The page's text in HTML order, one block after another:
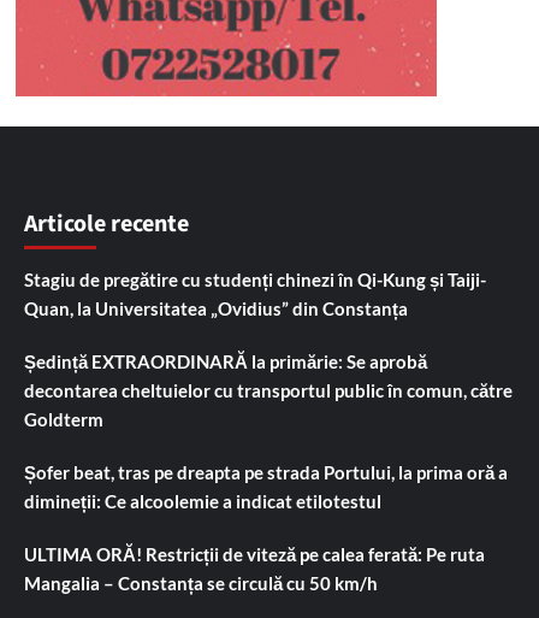
Articole recente
Stagiu de pregătire cu studenți chinezi în Qi-Kung și Taiji-
Quan, la Universitatea „Ovidius” din Constanța
Ședință EXTRAORDINARĂ la primărie: Se aprobă
decontarea cheltuielor cu transportul public în comun, către
Goldterm
Șofer beat, tras pe dreapta pe strada Portului, la prima oră a
dimineții: Ce alcoolemie a indicat etilotestul
ULTIMA ORĂ! Restricții de viteză pe calea ferată: Pe ruta
Mangalia – Constanța se circulă cu 50 km/h